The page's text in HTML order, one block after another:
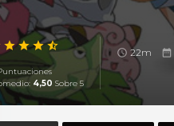
4,50 Sobre 5
22m